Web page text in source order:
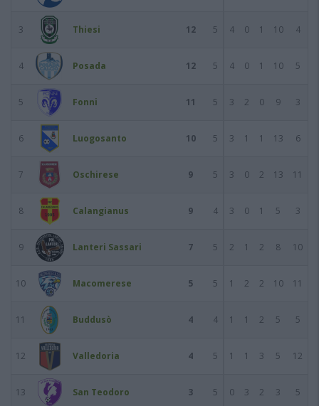
3 Thiesi 12 5 4 0 1 10 4
4 Posada 12 5 4 0 1 10 5
5 Fonni 11 5 3 2 0 9 3
6 Luogosanto 10 5 3 1 1 13 6
7 Oschirese 9 5 3 0 2 13 11
8 Calangianus 9 4 3 0 1 5 3
9 Lanteri Sassari 7 5 2 1 2 8 10
10 Macomerese 5 5 1 2 2 10 11
11 Buddusò 4 4 1 1 2 5 5
12 Valledoria 4 5 1 1 3 5 12
13 San Teodoro 3 5 0 3 2 3 5